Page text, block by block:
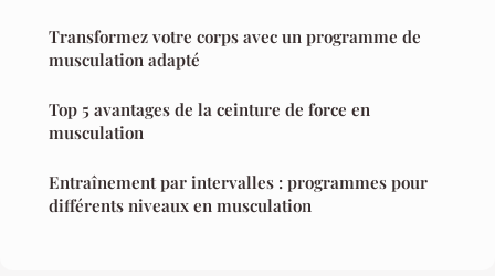
Transformez votre corps avec un programme de
musculation adapté
Top 5 avantages de la ceinture de force en
musculation
Entraînement par intervalles : programmes pour
différents niveaux en musculation